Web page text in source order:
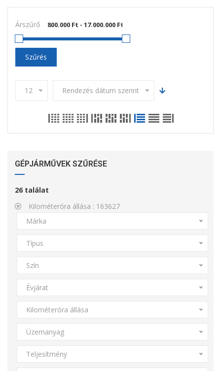
Árszűrő
Szűrés
12 Rendezés dátum szerint
GÉPJÁRMŰVEK SZŰRÉSE
26 találat
Kilométeróra állása : 163627
Márka
Típus
Szín
Évjárat
Kilométeróra állása
Üzemanyag
Teljesítmény